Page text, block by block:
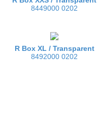
8449000 0202
R Box XL / Transparent
8492000 0202